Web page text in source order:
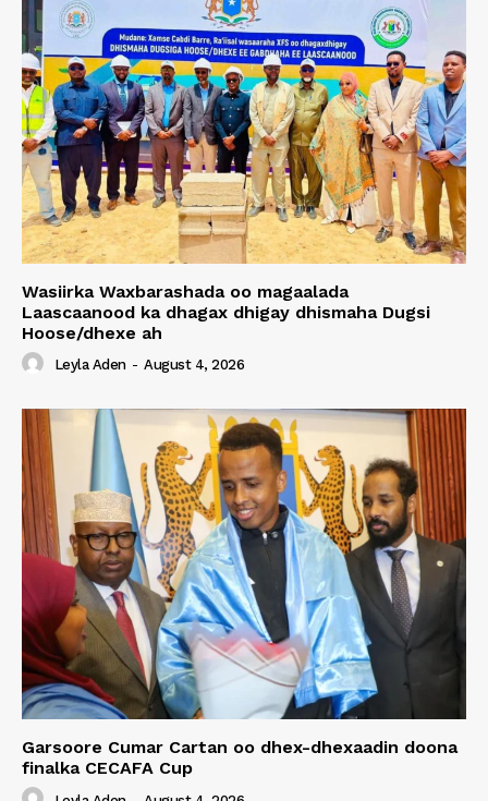
Wasiirka Waxbarashada oo magaalada
Laascaanood ka dhagax dhigay dhismaha Dugsi
Hoose/dhexe ah
Leyla Aden - August 4, 2026
Garsoore Cumar Cartan oo dhex-dhexaadin doona
finalka CECAFA Cup